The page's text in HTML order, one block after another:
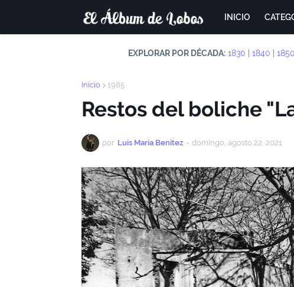
INICIO
EXPLORAR POR DÉCADA: 1830 1840 1850
Inicio 1985
Restos del boliche
por Luis María Benítez - domingo, agosto 22, 2021